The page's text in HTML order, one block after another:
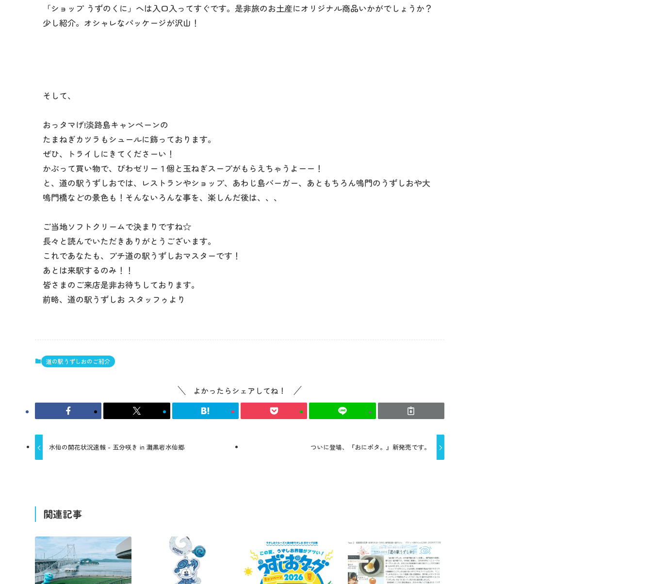
「ショップ うずのくに」へは入口入ってすぐです。是非旅のお土産にオリジナル商品いかがでしょうか？
少し紹介。オシャレなパッケージが沢山！
そして、
おっタマげ!淡路島キャンペーンの
たまねぎカツラもシュールに飾っております。
ぜひ、トライしにきてくださーい！
かぶって買い物で、びわゼリー１個と玉ねぎスープがもらえちゃうよーー！
と、道の駅うずしおでは、レストランやショップ、あわじ島バーガー、あともちろん鳴門のうずしおや大
鳴門橋などの景色も！そんないろんな事を、楽しんだ後は、、、
ご当地ソフトクリームで決まりですね☆
長々と読んでいただきありがとうございます。
これであなたも、プチ道の駅うずしおマスターです！
あとは来駅するのみ！！
皆さまのご来店是非お待ちしております。
前略、道の駅うずしお スタッフゥより
道の駅うずしおのご紹介
よかったらシェアしてね！
水仙の開花状況速報 - 五分咲き in 灘黒岩水仙郷 ついに登場、『おにポタ。』新発売です。
関連記事